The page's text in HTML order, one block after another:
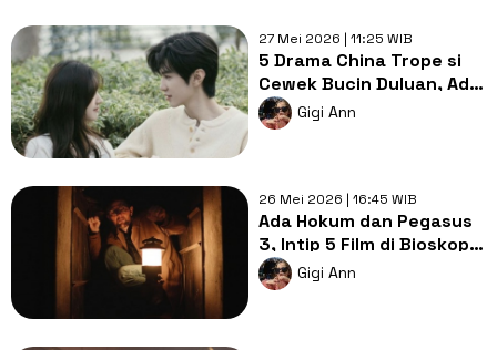
27 Mei 2026 | 11:25 WIB
5 Drama China Trope si
Cewek Bucin Duluan, Ada
Drama dari Zhao Lusi!
Gigi Ann
26 Mei 2026 | 16:45 WIB
Ada Hokum dan Pegasus
3, Intip 5 Film di Bioskop
untuk Sambut Libur
Panjang
Gigi Ann